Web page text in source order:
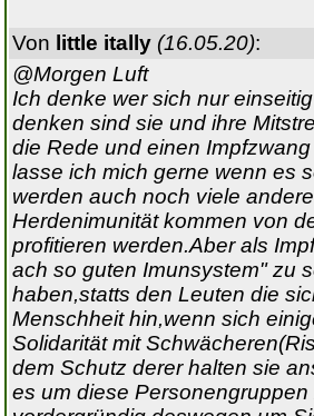
Von little itally (16.05.20):
@Morgen Luft
Ich denke wer sich nur
denken sind sie und ihre
die Rede und einen
lasse ich mich gerne wenn es
werden auch noch viele
Herdenimunität kommen von
profitieren werden.Aber als
ach so guten Imunsystem" zu
haben,statts den Leuten die
Menschheit hin,wenn sich
Solidarität mit
dem Schutz derer halten sie
es um diese